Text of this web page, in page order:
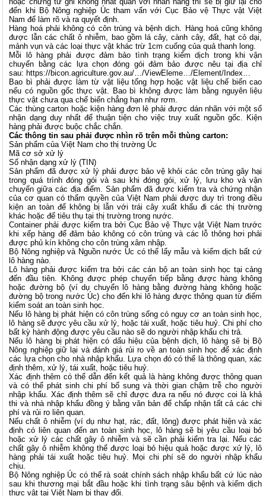
đến khi Bộ Nông nghiệp Úc tham vấn với Cục Bảo vệ Thực vật Việt
Nam để làm rõ và ra quyết định.
Hàng hoá phải không có côn trùng và bệnh dịch. Hàng hoá cũng không
được lẫn các chất ô nhiễm, bao gồm lá cây, cành cây, đất, hạt cỏ dại,
mảnh vụn và các loại thực vật khác trừ 1cm cuống của quả thanh long.
Mỗi lô hàng phải được đảm bảo tình trạng kiểm dịch trong khi vận
chuyển bằng các lựa chọn đóng gói đảm bảo được nêu tại địa chỉ
sau:https://bicon.agriculture.gov.au/…/ViewEleme…/Element/Index…
Bao bì phải được làm từ vật liệu tổng hợp hoặc vật liệu chế biến cao
nếu có nguồn gốc thực vật. Bao bì không được làm bằng nguyên liệu
thực vật chưa qua chế biến chẳng hạn như rơm.
Các thùng carton hoặc kiện hàng đơn lẻ phải được dán nhãn với một số
nhận dạng duy nhất để thuận tiện cho việc truy xuất nguồn gốc. Kiện
hàng phải được buộc chắc chắn.
Các thông tin sau phải được nhìn rõ trên mỗi thùng carton:
Sản phẩm của Việt Nam cho thị trường Úc
Mã cơ sở xử lý
Số nhận dạng xử lý (TIN)
Sản phẩm đã được xử lý phải được bảo vệ khỏi các côn trùng gây hại
trong quá trình đóng gói và sau khi đóng gói, xử lý, lưu kho và vận
chuyển giữa các địa điểm. Sản phẩm đã được kiểm tra và chứng nhận
của cơ quan có thẩm quyền của Việt Nam phải được duy trì trong điều
kiện an toàn để không bị lẫn với trái cây xuất khẩu đi các thị trường
khác hoặc để tiêu thụ tại thị trường trong nước.
Container phải được kiểm tra bởi Cục Bảo vệ Thực vật Việt Nam trước
khi xếp hàng để đảm bảo không có côn trùng và các lỗ thông hơi phải
được phủ kín không cho côn trùng xâm nhập.
Bộ Nông nghiệp và Nguồn nước Úc có thể lấy mẫu và kiểm dịch bất cứ
lô hàng nào.
Lô hàng phải được kiểm tra bởi các cán bộ an toàn sinh học tại cảng
đến đầu tiên. Không được phép chuyển tiếp bằng được hàng không
hoặc đường bộ (ví dụ chuyển lô hàng bằng đường hàng không hoặc
đường bộ trong nước Úc) cho đến khi lô hàng được thông quan từ điểm
kiểm soát an toàn sinh học.
Nếu lô hàng bị phát hiện có côn trùng sống có nguy cơ an toàn sinh học,
lô hàng sẽ được yêu cầu xử lý, hoặc tái xuất, hoặc tiêu huỷ. Chi phí cho
bất kỳ hành động được yêu cầu nào sẽ do người nhập khẩu chi trả.
Nếu lô hàng bị phát hiện có dấu hiệu của bệnh dịch, lô hàng sẽ bị Bộ
Nông nghiệp giữ lại và đánh giá rủi ro về an toàn sinh học để xác định
các lựa chọn cho nhà nhập khẩu. Lựa chọn đó có thể là thông quan, xác
định thêm, xử lý, tái xuất, hoặc tiêu huỷ.
Xác định thêm có thể dẫn đến kết quả là hàng không được thông quan
và có thể phát sinh chi phí bổ sung và thời gian chậm trễ cho người
nhập khẩu. Xác định thêm sẽ chỉ được đưa ra nếu nó được coi là khả
thi và nhà nhập khẩu đồng ý bằng văn bản để chấp nhận tất cả các chi
phí và rủi ro liên quan.
Nếu chất ô nhiễm (ví dụ như hạt, rác, đất, lông) được phát hiện và xác
định có liên quan đến an toàn sinh học, lô hàng sẽ bị yêu cầu loại bỏ
hoặc xử lý các chất gây ô nhiễm và sẽ cần phải kiểm tra lại. Nếu các
chất gây ô nhiễm không thể được loại bỏ hiệu quả hoặc được xử lý, lô
hàng phải tái xuất hoặc tiêu huỷ. Mọi chi phí sẽ do người nhập khẩu
chịu.
Bộ Nông nghiệp Úc có thể rà soát chính sách nhập khẩu bất cứ lúc nào
sau khi thương mại bắt đầu hoặc khi tình trạng sâu bệnh và kiểm dịch
thực vật tại Việt Nam bị thay đổi.